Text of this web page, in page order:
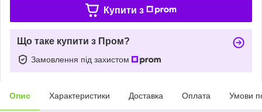
Купити з
Що таке купити з Пром?
Замовлення під захистом
Опис Характеристики Доставка Оплата Умови